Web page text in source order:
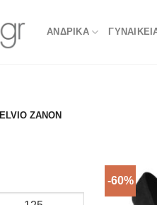
ΑΝΔΡΙΚΑ
ELVIO ZANON
-60%